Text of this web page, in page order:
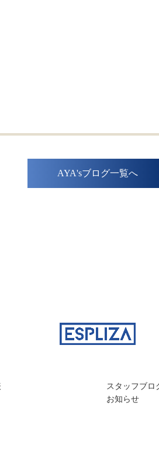
AYA'sブログ一覧へ
スタッフブロ
お知らせ